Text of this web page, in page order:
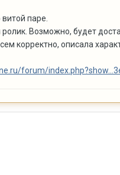
паре.
Возможно, будет
корректно, описала
forum/